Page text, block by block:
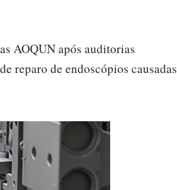
AOQUN após auditorias
reparo de endoscópios causadas